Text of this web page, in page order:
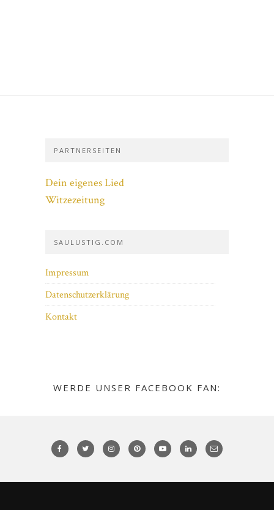
PARTNERSEITEN
Dein eigenes Lied
Witzezeitung
SAULUSTIG.COM
Impressum
Datenschutzerklärung
Kontakt
WERDE UNSER FACEBOOK FAN: